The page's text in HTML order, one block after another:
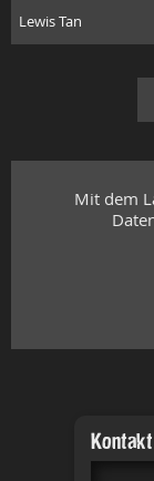
Lewis Tan
Mit dem
Kontakt